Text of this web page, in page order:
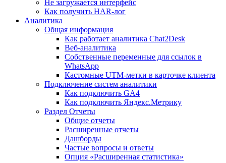
Не загружается интерфейс
Как получить HAR-лог
Аналитика
Общая информация
Как работает аналитика Chat2Desk
Веб-аналитика
Собственные переменные для ссылок в
WhatsApp
Кастомные UTM-метки в карточке клиента
Подключение систем аналитики
Как подключить GA4
Как подключить Яндекс.Метрику
Раздел Отчеты
Общие отчеты
Расширенные отчеты
Дашборды
Частые вопросы и ответы
Опция «Расширенная статистика»